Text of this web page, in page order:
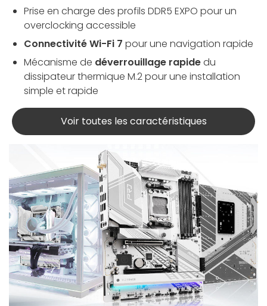
Prise en charge des profils DDR5 EXPO pour un
overclocking accessible
Connectivité Wi-Fi 7 pour une navigation rapide
Mécanisme de déverrouillage rapidedu
dissipateur thermique M.2 pour une installation
simple et rapide
Voir toutes les caractéristiques